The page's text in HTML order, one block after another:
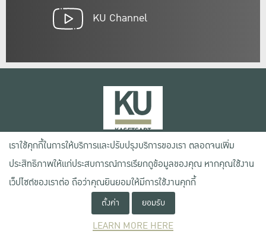
KU Channel
เลขที่ 50 ถนนงามวงศ์วาน แขวงลาดยาว เขตจตุจักร กรุงเทพฯ 10900
โทรศัพท์ +66 (0) 2942 8200-45
เงื่อนไขการใช้งานเว็บไซต์
ข้อตกลงด้านสิทธิ์ใช้งาน
นโยบายความเป็นส่วนตัว
เราใช้คุกกี้ในการให้บริการและปรับปรุงบริการของเรา ตลอดจนเพิ่ม
ประสิทธิภาพให้แก่ประสบการณ์การเรียกดูข้อมูลของคุณ หากคุณใช้งาน
เว็ปไซต์ของเราต่อ ถือว่าคุณยินยอมให้มีการใช้งานคุกกี้
ตั้งค่า ยอมรับ
LEARN MORE HERE